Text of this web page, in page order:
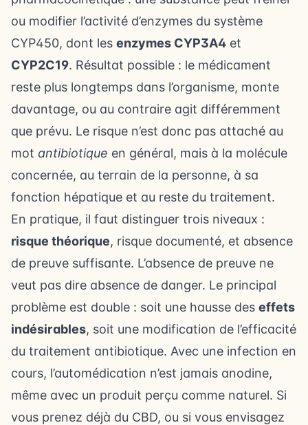
ou modifier l’activité d’enzymes du système
CYP450, dont les enzymes CYP3A4 et
CYP2C19. Résultat possible : le médicament
reste plus longtemps dans l’organisme, monte
davantage, ou au contraire agit différemment
que prévu. Le risque n’est donc pas attaché au
mot antibiotique en général, mais à la molécule
concernée, au terrain de la personne, à sa
fonction hépatique et au reste du traitement.
En pratique, il faut distinguer trois niveaux :
risque théorique, risque documenté, et absence
de preuve suffisante. L’absence de preuve ne
veut pas dire absence de danger. Le principal
problème est double : soit une hausse des effets
indésirables, soit une modification de l’efficacité
du traitement antibiotique. Avec une infection en
cours, l’automédication n’est jamais anodine,
même avec un produit perçu comme naturel. Si
vous prenez déjà du CBD, ou si vous envisagez